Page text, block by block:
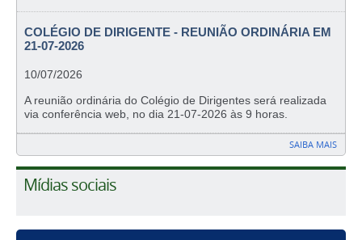
COLÉGIO DE DIRIGENTE - REUNIÃO ORDINÁRIA EM
21-07-2026
10/07/2026
A reunião ordinária do Colégio de Dirigentes será realizada
via conferência web, no dia 21-07-2026 às 9 horas.
SAIBA MAIS
Mídias sociais